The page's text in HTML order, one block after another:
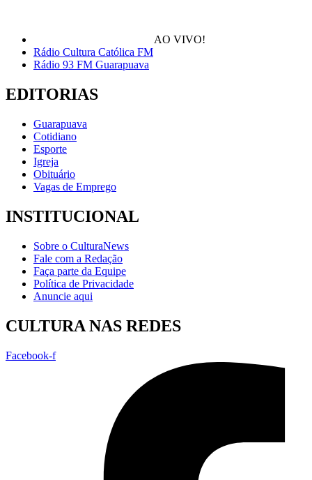
AO VIVO!
Rádio Cultura Católica FM
Rádio 93 FM Guarapuava
EDITORIAS
Guarapuava
Cotidiano
Esporte
Igreja
Obituário
Vagas de Emprego
INSTITUCIONAL
Sobre o CulturaNews
Fale com a Redação
Faça parte da Equipe
Política de Privacidade
Anuncie aqui
CULTURA NAS REDES
Facebook-f